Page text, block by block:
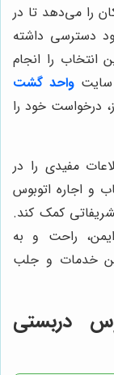
را می‌دهد تا در
دسترسی داشته
انتخاب را انجام
واحد گشت
درخواست خود را
مفیدی را در
و اجاره اتوبوس
کمک کند.
راحت و به
خدمات و جلب
دربستی